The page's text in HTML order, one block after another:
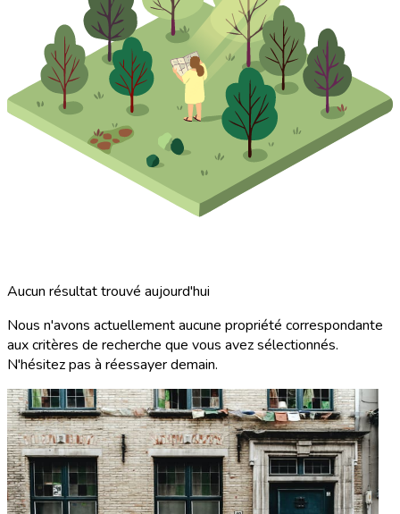
Aucun résultat trouvé aujourd'hui
Nous n'avons actuellement aucune propriété correspondante
aux critères de recherche que vous avez sélectionnés.
N'hésitez pas à réessayer demain.